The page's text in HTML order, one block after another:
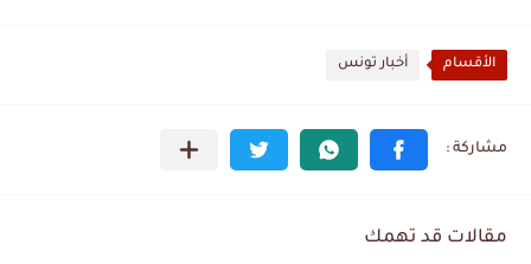
الأقسام أخبار تونس
مقالات قد تهمك